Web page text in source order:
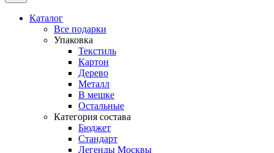
Каталог
Все подарки
Упаковка
Текстиль
Картон
Дерево
Металл
В мешке
Остальные
Категория состава
Бюджет
Стандарт
Легенды Москвы